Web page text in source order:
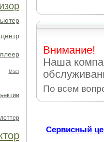
Мост
Внимание!
Наша
По всем
Сервисный